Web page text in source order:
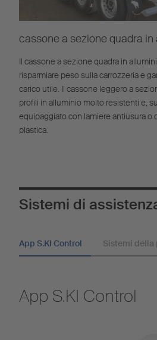
cassone a sezione quadra
Il cassone a sezione quadra in
risparmiare peso sulla carrozzeria e
carico utile. Il cassone leggero a
profili in alluminio molto resistenti e,
equipaggiato con lamiere antiusura o
plastica.
Sistemi di
App S.KI Control Sistemi della
App S.KI Control